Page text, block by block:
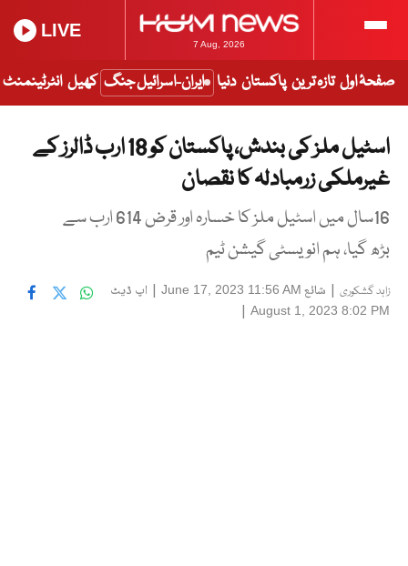
7 Aug, 2026
LIVE
صفحۂ اول تازہ ترین پاکستان دنیا ایران-اسرائیل جنگ کھیل انٹرٹینمنٹ
اسٹیل ملز کی بندش، پاکستان کو 18 ارب ڈالرز کے
غیرملکی زرمبادلہ کا نقصان
16سال میں اسٹیل ملز کا خسارہ اور قرض 614 ارب سے
بڑھ گیا، ہم انویسٹی گیشن ٹیم
زاہد گشکوری | شائع June 17, 2023 11:56 AM
| اپ ڈیٹ
August 1, 2023 8:02 PM
|